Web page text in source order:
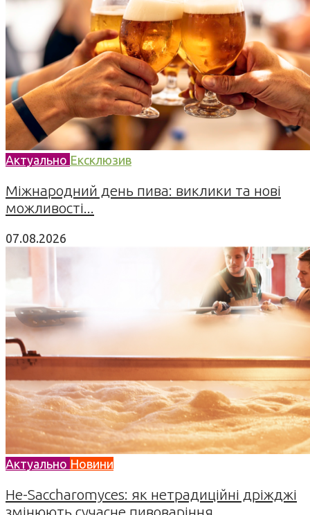
Актуально Ексклюзив
Міжнародний день пива: виклики та нові
можливості...
07.08.2026
Актуально Новини
Не-Saccharomyces: як нетрадиційні дріжджі
змінюють сучасне пивоваріння